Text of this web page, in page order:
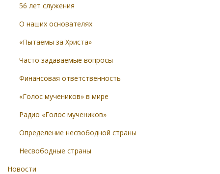
56 лет служения
О наших основателях
«Пытаемы за Христа»
Часто задаваемые вопросы
Финансовая ответственность
«Голос мучеников» в мире
Радио «Голос мучеников»
Определение несвободной страны
Несвободные страны
Новости